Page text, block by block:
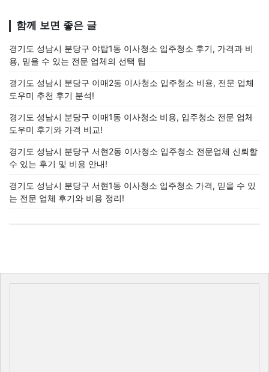
함께 보면 좋은 글
경기도 성남시 분당구 야탑1동 이사청소 입주청소 후기, 가격과 비
용, 믿을 수 있는 전문 업체의 선택 팁
경기도 성남시 분당구 이매2동 이사청소 입주청소 비용, 전문 업체
도우미 추천 후기 분석!
경기도 성남시 분당구 이매1동 이사청소 비용, 입주청소 전문 업체
도우미 후기와 가격 비교!
경기도 성남시 분당구 서현2동 이사청소 입주청소 전문업체 신뢰할
수 있는 후기 및 비용 안내!
경기도 성남시 분당구 서현1동 이사청소 입주청소 가격, 믿을 수 있
는 전문 업체 후기와 비용 정리!